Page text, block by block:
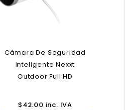
Cámara De Seguridad
Inteligente Nexxt
Outdoor Full HD
$42.00 inc. IVA